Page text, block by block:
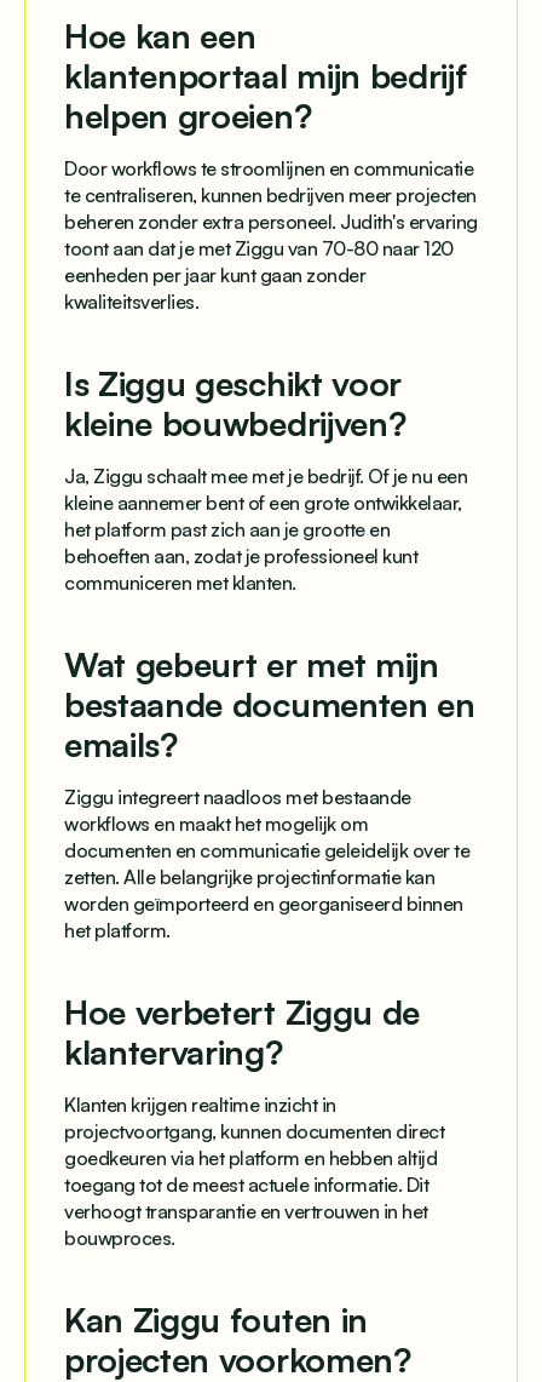
Hoe kan een
klantenportaal mijn bedrijf
helpen groeien?
Door workflows te stroomlijnen en communicatie
te centraliseren, kunnen bedrijven meer projecten
beheren zonder extra personeel. Judith's ervaring
toont aan dat je met Ziggu van 70-80 naar 120
eenheden per jaar kunt gaan zonder
kwaliteitsverlies.
Is Ziggu geschikt voor
kleine bouwbedrijven?
Ja, Ziggu schaalt mee met je bedrijf. Of je nu een
kleine aannemer bent of een grote ontwikkelaar,
het platform past zich aan je grootte en
behoeften aan, zodat je professioneel kunt
communiceren met klanten.
Wat gebeurt er met mijn
bestaande documenten en
emails?
Ziggu integreert naadloos met bestaande
workflows en maakt het mogelijk om
documenten en communicatie geleidelijk over te
zetten. Alle belangrijke projectinformatie kan
worden geïmporteerd en georganiseerd binnen
het platform.
Hoe verbetert Ziggu de
klantervaring?
Klanten krijgen realtime inzicht in
projectvoortgang, kunnen documenten direct
goedkeuren via het platform en hebben altijd
toegang tot de meest actuele informatie. Dit
verhoogt transparantie en vertrouwen in het
bouwproces.
Kan Ziggu fouten in
projecten voorkomen?